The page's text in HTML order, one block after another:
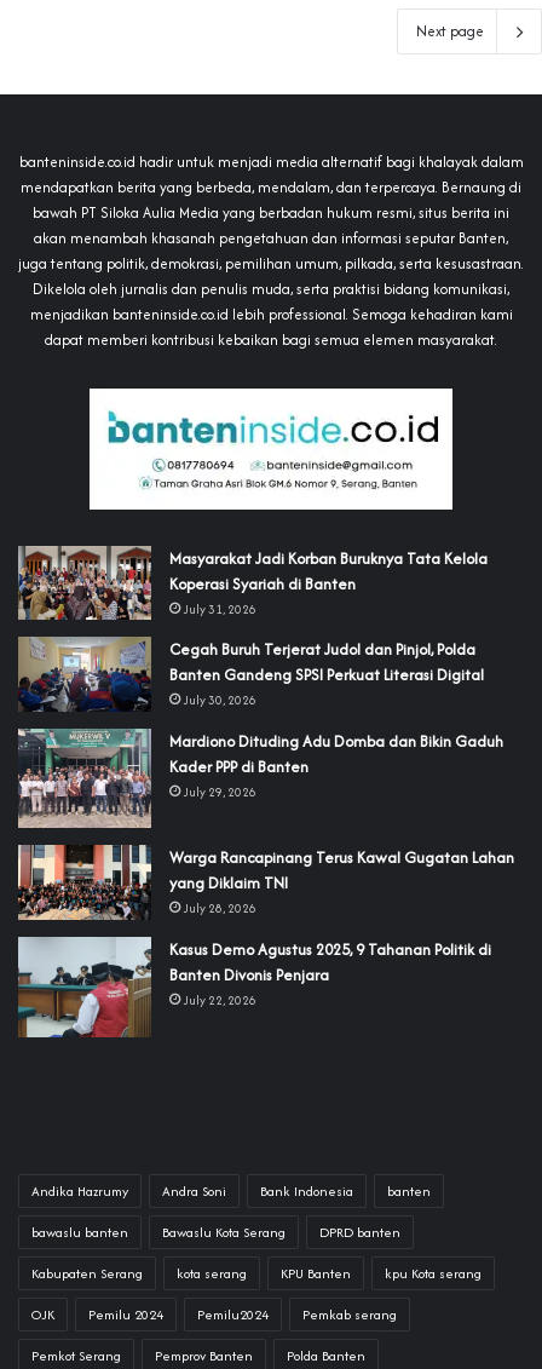
Next page
banteninside.co.id hadir untuk menjadi media alternatif bagi khalayak dalam
mendapatkan berita yang berbeda, mendalam, dan terpercaya. Bernaung di
bawah PT Siloka Aulia Media yang berbadan hukum resmi, situs berita ini
akan menambah khasanah pengetahuan dan informasi seputar Banten,
juga tentang politik, demokrasi, pemilihan umum, pilkada, serta kesusastraan.
Dikelola oleh jurnalis dan penulis muda, serta praktisi bidang komunikasi,
menjadikan banteninside.co.id lebih professional. Semoga kehadiran kami
dapat memberi kontribusi kebaikan bagi semua elemen masyarakat.
‎Masyarakat Jadi Korban Buruknya Tata Kelola
Koperasi Syariah di Banten
July 31, 2026
Cegah Buruh Terjerat Judol dan Pinjol, Polda
Banten Gandeng SPSI Perkuat Literasi Digital
July 30, 2026
‎Mardiono Dituding Adu Domba dan Bikin Gaduh
Kader PPP di Banten
July 29, 2026
‎Warga Rancapinang Terus Kawal Gugatan Lahan
yang Diklaim TNI‎‎
July 28, 2026
‎Kasus Demo Agustus 2025, 9 Tahanan Politik di
Banten Divonis Penjara
July 22, 2026
Andika Hazrumy Andra Soni Bank Indonesia banten
bawaslu banten Bawaslu Kota Serang DPRD banten
Kabupaten Serang kota serang KPU Banten kpu Kota serang
OJK Pemilu 2024 Pemilu2024 Pemkab serang
Pemkot Serang Pemprov Banten Polda Banten